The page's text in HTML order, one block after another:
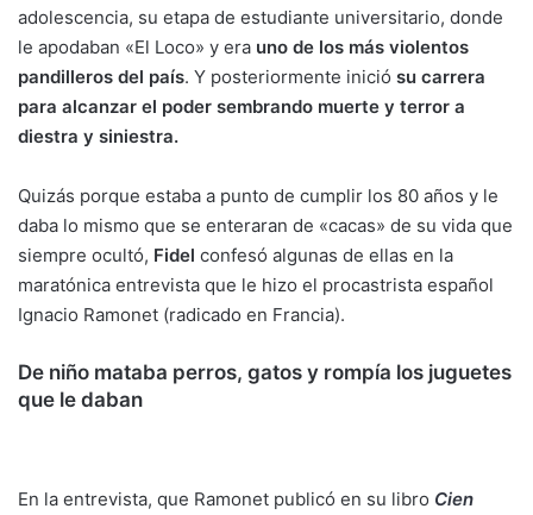
adolescencia, su etapa de estudiante universitario, donde
le apodaban «El Loco» y era uno de los más violentos
pandilleros del país. Y posteriormente inició su carrera
para alcanzar el poder sembrando muerte y terror a
diestra y siniestra.
Quizás porque estaba a punto de cumplir los 80 años y le
daba lo mismo que se enteraran de «cacas» de su vida que
siempre ocultó, Fidel confesó algunas de ellas en la
maratónica entrevista que le hizo el procastrista español
Ignacio Ramonet (radicado en Francia).
De niño mataba perros, gatos y rompía los juguetes
que le daban
En la entrevista, que Ramonet publicó en su libro Cien